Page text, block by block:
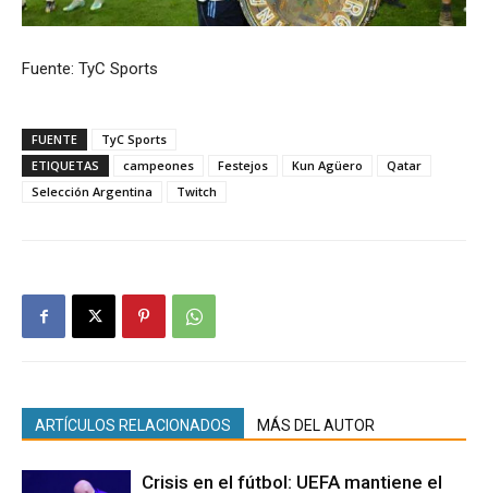
Fuente: TyC Sports
FUENTE
TyC Sports
ETIQUETAS
campeones Festejos Kun Agüero
Qatar
Selección Argentina
Twitch
ARTÍCULOS RELACIONADOS MÁS DEL AUTOR
Crisis en el fútbol: UEFA mantiene el